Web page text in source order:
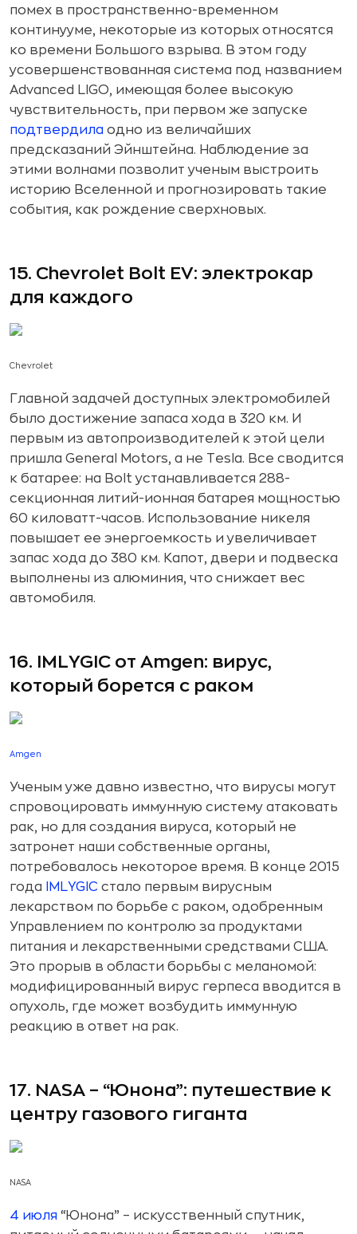
помех в пространственно-временном
континууме, некоторые из которых относятся
ко времени Большого взрыва. В этом году
усовершенствованная система под названием
Advanced LIGO, имеющая более высокую
чувствительность, при первом же запуске
подтвердила одно из величайших
предсказаний Эйнштейна. Наблюдение за
этими волнами позволит ученым выстроить
историю Вселенной и прогнозировать такие
события, как рождение сверхновых.
15. Chevrolet Bolt EV: электрокар
для каждого
Chevrolet
Главной задачей доступных электромобилей
было достижение запаса хода в 320 км. И
первым из автопроизводителей к этой цели
пришла General Motors, а не Tesla. Все сводится
к батарее: на Bolt устанавливается 288-
секционная литий-ионная батарея мощностью
60 киловатт-часов. Использование никеля
повышает ее энергоемкость и увеличивает
запас хода до 380 км. Капот, двери и подвеска
выполнены из алюминия, что снижает вес
автомобиля.
16. IMLYGIC от Amgen: вирус,
который борется с раком
Amgen
Ученым уже давно известно, что вирусы могут
спровоцировать иммунную систему атаковать
рак, но для создания вируса, который не
затронет наши собственные органы,
потребовалось некоторое время. В конце 2015
года
IMLYGIC стало первым вирусным
лекарством по борьбе с раком, одобренным
Управлением по контролю за продуктами
питания и лекарственными средствами США.
Это прорыв в области борьбы с меланомой:
модифицированный вирус герпеса вводится в
опухоль, где может возбудить иммунную
реакцию в ответ на рак.
17. NASA – “Юнона”: путешествие к
центру газового гиганта
NASA
4 июля “Юнона” – искусственный спутник,